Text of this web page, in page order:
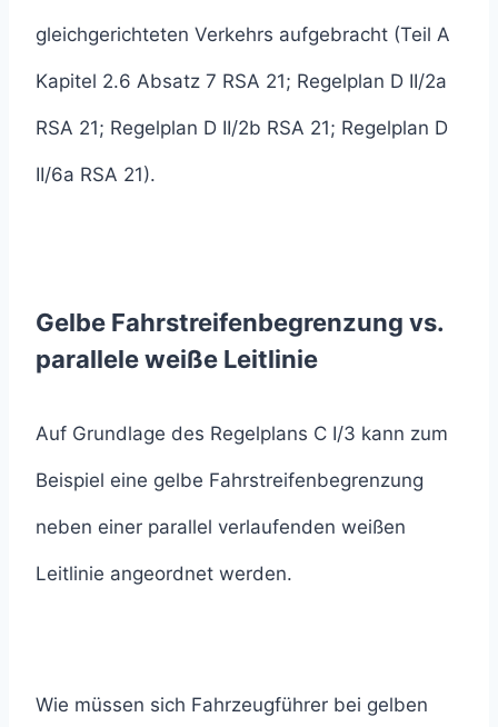
gleichgerichteten Verkehrs aufgebracht (Teil A
Kapitel 2.6 Absatz 7 RSA 21; Regelplan D II/2a
RSA 21; Regelplan D II/2b RSA 21; Regelplan D
II/6a RSA 21).
Gelbe Fahrstreifenbegrenzung vs.
parallele weiße Leitlinie
Auf Grundlage des Regelplans C I/3 kann zum
Beispiel eine gelbe Fahrstreifenbegrenzung
neben einer parallel verlaufenden weißen
Leitlinie angeordnet werden.
Wie müssen sich Fahrzeugführer bei gelben